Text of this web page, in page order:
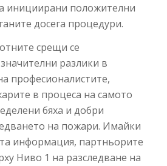
инициирани положителни
досега процедури.
срещи се
разлики в
професионалистите,
в процеса на самото
бяха и добри
на пожари. Имайки
информация, партньорите
Ниво 1 на разследване на